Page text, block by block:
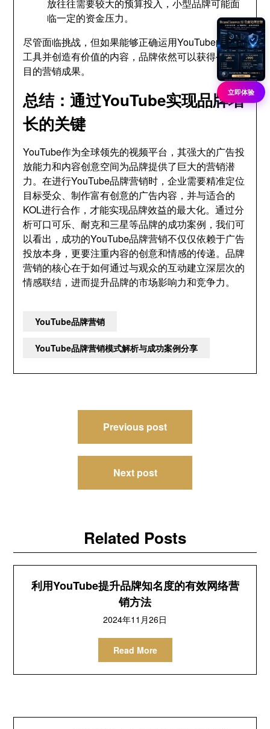
放往往需要较大的预算投入，小型品牌可能面
临一定的资金压力。
尽管面临挑战，但如果能够正确运用YouTube的营销
工具并创造有价值的内容，品牌依然可以获得令人瞩
目的营销成果。
总结：通过YouTube实现品牌增
长的关键
YouTube作为全球领先的视频平台，其强大的广告投
放能力和内容创意空间为品牌提供了巨大的营销潜
力。在进行YouTube品牌营销时，企业需要精准定位
目标受众、制作富有创意的广告内容，并与适合的
KOL进行合作，才能实现品牌效益的最大化。通过分
析可口可乐、耐克和三星等品牌的成功案例，我们可
以看出，成功的YouTube品牌营销不仅仅依赖于广告
投放本身，更要注重内容的创意和情感的传递。品牌
营销的核心在于如何通过与观众的互动建立深层次的
情感联结，进而提升品牌的市场影响力和竞争力。
YouTube品牌营销
YouTube品牌营销模式解析与成功案例分享
Previous post
Next post
Related Posts
利用YouTube提升品牌知名度的有效网络营
销方法
2024年11月26日
Read More
立即体验